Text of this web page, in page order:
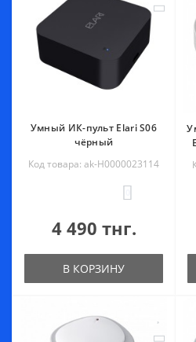
Умный ИК-пульт Elari S06
чёрный
Код товара: ak-Н0000023114
4 490 тнг.
В КОРЗИНУ